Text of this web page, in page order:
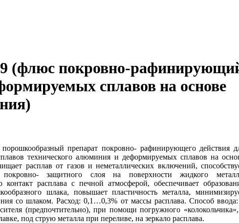
покровно-
сплавов на основе
препарат покровно- рафинирующего действия
технического алюминия и деформируемых сплавов на
расплав от газов и неметаллических включений,
покровно- защитного слоя на поверхности жидкого
контакт расплава с печной атмосферой, обеспечивает
шлака, повышает пластичность металла,
со шлаком. Расход: 0,1…0,3% от массы расплава. Способ
(предпочтительно), при помощи погружного
под струю металла при переливе, на зеркало расплава.